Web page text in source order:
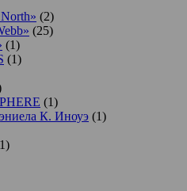
(2)
(25)
(1)
(1)
(1)
К. Иноуэ (1)